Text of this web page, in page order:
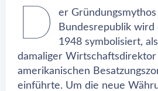
D
er
Bundesrepublik wird
1948 symbolisiert,
damaliger
amerikanischen
einführte. Um die neue